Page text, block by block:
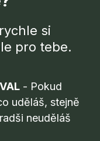
si
pro tebe.
- Pokud
uděláš, stejně
neuděláš